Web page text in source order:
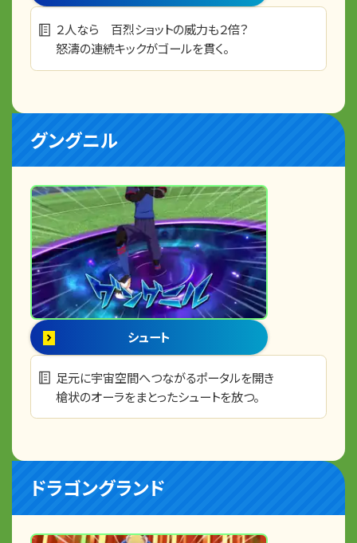
２人なら 百烈ショットの威力も２倍？
怒濤の連続キックがゴールを貫く。
グングニル
シュート
足元に宇宙空間へつながるポータルを開き
槍状のオーラをまとったシュートを放つ。
ドラゴングランド